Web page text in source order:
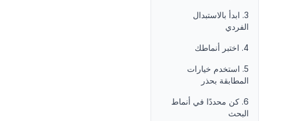
3. ابدأ بالاستبدال
الفردي
4. اختبر أنماطك
5. استخدم خيارات
المطابقة بحذر
6. كن محددًا في أنماط
البحث